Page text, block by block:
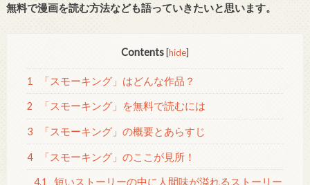
無料で漫画を読む方法なども語っていきたいと思います。
Contents [hide]
1 「スモーキング」はどんな作品？
2 「スモーキング」を無料で読むには
3 「スモーキング」の概要とあらすじ
4 「スモーキング」のここが見所！
4.1
短いストーリーの中に人間味が溢れるストーリー